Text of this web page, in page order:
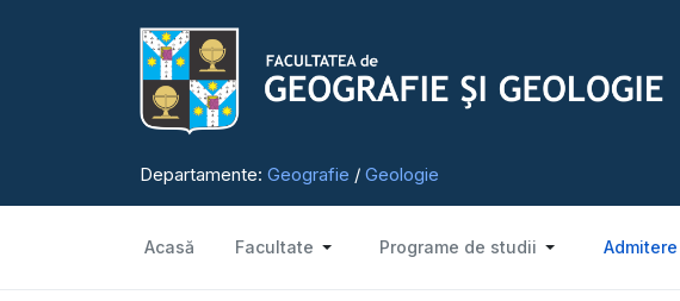
Departamente: Geografie / Geologie
Acasă Facultate Programe de studii Admitere